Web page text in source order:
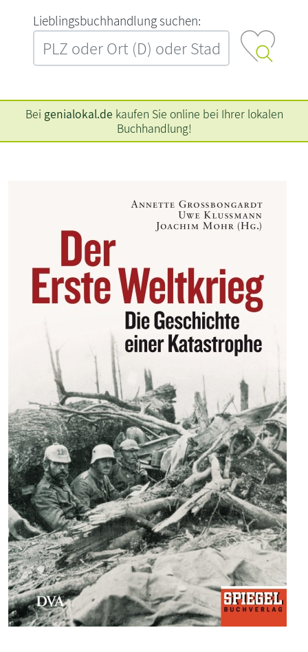
L‍i‍e‍b‍l‍i‍n‍g‍s‍b‍u‍c‍h‍h‍a‍n‍d‍l‍u‍n‍g‍ ‍s‍u‍c‍h‍e‍n‍:‍
Bei genialokal.de kaufen Sie online bei Ihrer lokalen
Buchhandlung!